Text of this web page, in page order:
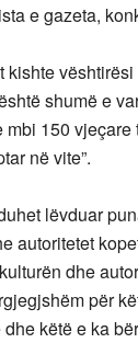
e gazeta,
kishte
shumë e
mbi 150
në vite”.
lëvduar
autoritetet
dhe
për
këtë e ka